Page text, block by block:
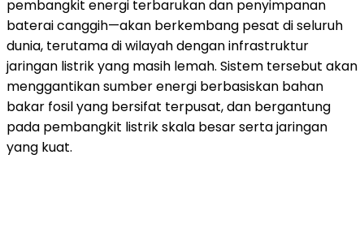
pembangkit energi terbarukan dan penyimpanan
baterai canggih—akan berkembang pesat di seluruh
dunia, terutama di wilayah dengan infrastruktur
jaringan listrik yang masih lemah. Sistem tersebut akan
menggantikan sumber energi berbasiskan bahan
bakar fosil yang bersifat terpusat, dan bergantung
pada pembangkit listrik skala besar serta jaringan
yang kuat.